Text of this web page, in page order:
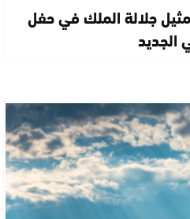
جلالة الملك في حفل
الجديد